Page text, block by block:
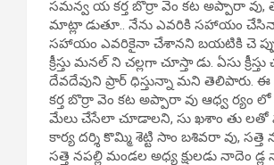
సమన్వ య కర్త బొర్రా వెం కట అప్పారా వు,
మాట్లా డుతూ.. నేను ఎవరికి సహాయం చేసినా
సహాయం ఎవరికైనా చేశానని బయటికి చె
క్రీస్తు మనల్ ని చల్లగా చూస్తా డు.
దేవదేవుని ప్రార్ ధిస్తున్నా మని తెలిపారు.
కర్త బొర్రా వెం కట అప్పారా వు ఆధ్వ ర్యం
మేలు చేసేలా చూడాలని, సు ఖశాం తు లతో
కార్య దర్శి కొమ్మి శెట్టి సాం బశివరా వు, సత్తె
సత్తె నపల్లి మండల అధ్య క్షులడు నాదెం